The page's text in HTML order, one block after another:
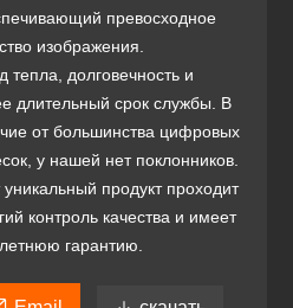
превосходное
изображения.
тепла, долговечность и
длительный срок службы. В
от большинства цифровых
у нашей нет поклонников.
уникальный продукт проходит
контроль качества и имеет
гарантию.